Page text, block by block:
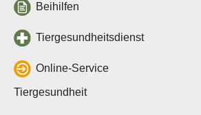
Beihilfen
Tiergesundheitsdienst
Online-Service
Tiergesundheit